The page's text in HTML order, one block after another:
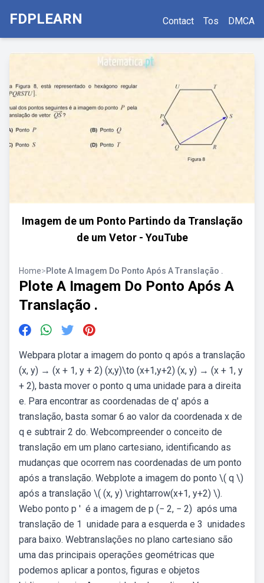
FDPLEARN Contact Tos DMCA
Imagem de um Ponto Partindo da Translação
de um Vetor - YouTube
Home>Plote A Imagem Do Ponto Após A Translação .
Plote A Imagem Do Ponto Após A
Translação .
Webpara plotar a imagem do ponto q após a translação
(x, y) → (x + 1, y + 2) (x,y)\to (x+1,y+2) (x, y) → (x + 1, y
+ 2), basta mover o ponto q uma unidade para a direita
e. Para encontrar as coordenadas de q' após a
translação, basta somar 6 ao valor da coordenada x de
q e subtrair 2 do. Webcompreender o conceito de
translação em um plano cartesiano, identificando as
mudanças que ocorrem nas coordenadas de um ponto
após a translação. Webplote a imagem do ponto \( q \)
após a translação \( (x, y) \rightarrow(x+1, y+2) \).
Webo ponto p ′ ‍ é a imagem de p (− 2, − 2) ‍ após uma
translação de 1 ‍ unidade para a esquerda e 3 ‍ unidades
para baixo. Webtranslações no plano cartesiano são
uma das principais operações geométricas que
podemos aplicar a pontos, figuras e objetos